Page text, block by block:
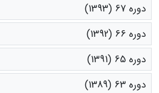
دوره 67 (1393)
دوره 66 (1392)
دوره 65 (1391)
دوره 63 (1389)